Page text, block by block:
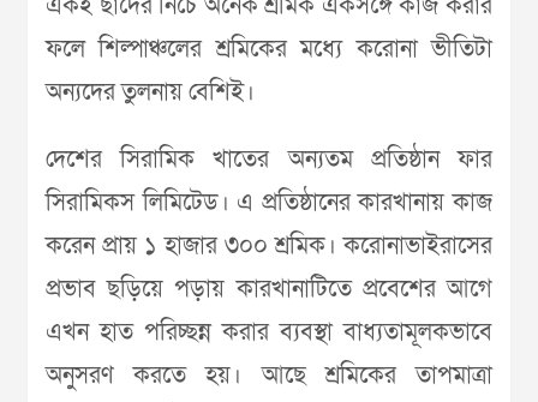
ফলে শিল্পাঞ্চলের শ্রমিকের মধ্যে করোনা ভীতিটা
অন্যদের তুলনায় বেশিই।
দেশের সিরামিক খাতের অন্যতম প্রতিষ্ঠান ফার
সিরামিকস লিমিটেড। এ প্রতিষ্ঠানের কারখানায় কাজ
করেন প্রায় ১ হাজার ৩০০ শ্রমিক। করোনাভাইরাসের
প্রভাব ছড়িয়ে পড়ায় কারখানাটিতে প্রবেশের আগে
এখন হাত পরিচ্ছন্ন করার ব্যবস্থা বাধ্যতামূলকভাবে
অনুসরণ করতে হয়। আছে শ্রমিকের তাপমাত্রা